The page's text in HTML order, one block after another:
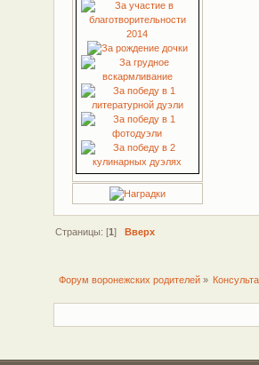
Страницы: [1 ] Вверх
Форум воронежских родителей»